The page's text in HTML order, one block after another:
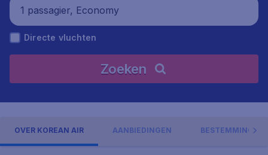
1 passagier, Economy
Directe vluchten
Zoeken
OVER KOREAN AIR AANBIEDINGEN BESTEMMINGEN